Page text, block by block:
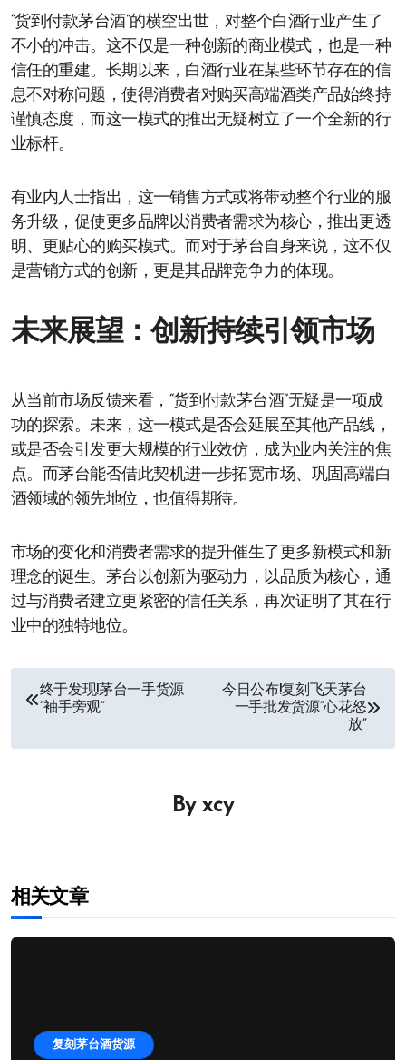
“货到付款茅台酒”的横空出世，对整个白酒行业产生了
不小的冲击。这不仅是一种创新的商业模式，也是一种
信任的重建。长期以来，白酒行业在某些环节存在的信
息不对称问题，使得消费者对购买高端酒类产品始终持
谨慎态度，而这一模式的推出无疑树立了一个全新的行
业标杆。
有业内人士指出，这一销售方式或将带动整个行业的服
务升级，促使更多品牌以消费者需求为核心，推出更透
明、更贴心的购买模式。而对于茅台自身来说，这不仅
是营销方式的创新，更是其品牌竞争力的体现。
未来展望：创新持续引领市场
从当前市场反馈来看，“货到付款茅台酒”无疑是一项成
功的探索。未来，这一模式是否会延展至其他产品线，
或是否会引发更大规模的行业效仿，成为业内关注的焦
点。而茅台能否借此契机进一步拓宽市场、巩固高端白
酒领域的领先地位，也值得期待。
市场的变化和消费者需求的提升催生了更多新模式和新
理念的诞生。茅台以创新为驱动力，以品质为核心，通
过与消费者建立更紧密的信任关系，再次证明了其在行
业中的独特地位。
文终于发现!茅台一手货源
“袖手旁观”
今日公布!复刻飞天茅台
一手批发货源“心花怒
放”
By xcy
相关文章
复刻茅台酒货源